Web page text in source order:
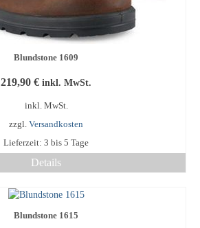
Blundstone 1609
219,90 € inkl. MwSt.
inkl. MwSt.
zzgl. Versandkosten
Lieferzeit: 3 bis 5 Tage
Details
Produkt
mehrere
Blundstone 1615